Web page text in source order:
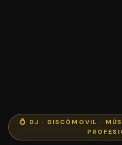
💍 DJ · DISCÓMOVIL ·